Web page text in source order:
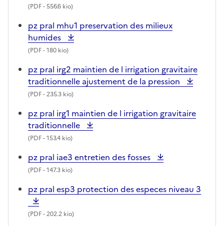
(PDF- 556.6 kio)
pz pral mhu1 preservation des milieux
humides
(PDF- 180 kio)
pz pral irg2 maintien de l irrigation gravitaire
traditionnelle ajustement de la pression
(PDF- 235.3 kio)
pz pral irg1 maintien de l irrigation gravitaire
traditionnelle
(PDF- 153.4 kio)
pz pral iae3 entretien des fosses
(PDF- 147.3 kio)
pz pral esp3 protection des especes niveau 3
(PDF- 202.2 kio)